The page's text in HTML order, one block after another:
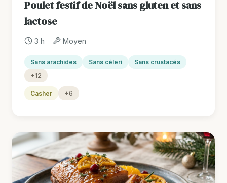
Poulet festif de Noël sans gluten et sans
lactose
3 h Moyen
Sans arachides Sans céleri
Sans crustacés
+12
Casher +6